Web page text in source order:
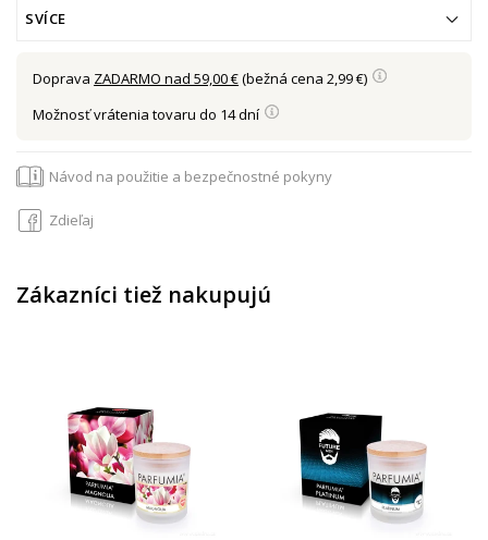
SVÍCE
Doprava ZADARMO nad 59,00 €(bežná cena 2,99 €)
Možnosť vrátenia tovaru do 14 dní
Návod na použitie a bezpečnostné pokyny
Zdieľaj
Zákazníci tiež nakupujú